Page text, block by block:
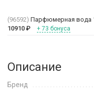
(96592) Парфюмерная вода
10910 ₽ + 73 бонуса
Описание
Бренд